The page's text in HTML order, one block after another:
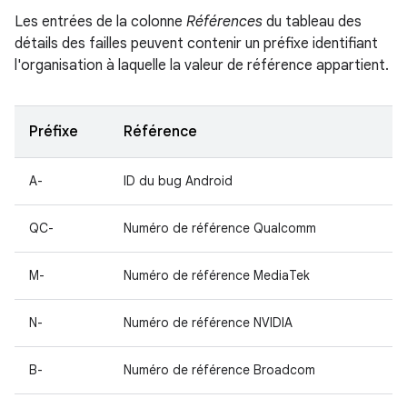
Les entrées de la colonne Références du tableau des
détails des failles peuvent contenir un préfixe identifiant
l'organisation à laquelle la valeur de référence appartient.
Préfixe Référence
A- ID du bug Android
QC- Numéro de référence Qualcomm
M- Numéro de référence MediaTek
N- Numéro de référence NVIDIA
B- Numéro de référence Broadcom